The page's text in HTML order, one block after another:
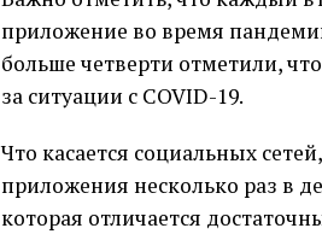
приложение во время
больше четверти отметили,
за ситуации с COVID-19.
Что касается социальных
приложения несколько раз в
которая отличается